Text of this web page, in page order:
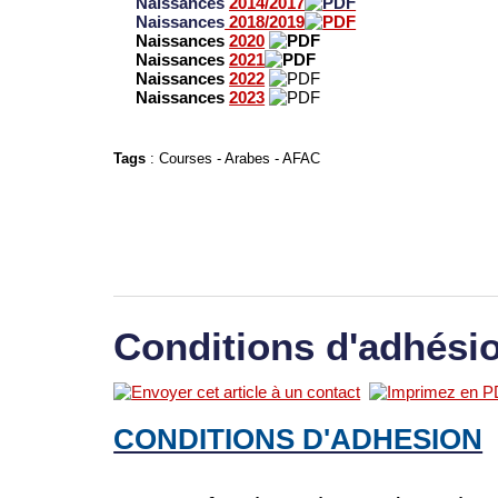
Naissances 2018/2019
Naissances2020
Naissances2021
Naissances 2022
Naissances 2023
Tags :Courses -Arabes -AFAC
Conditions
CONDITIONS D'ADHESION